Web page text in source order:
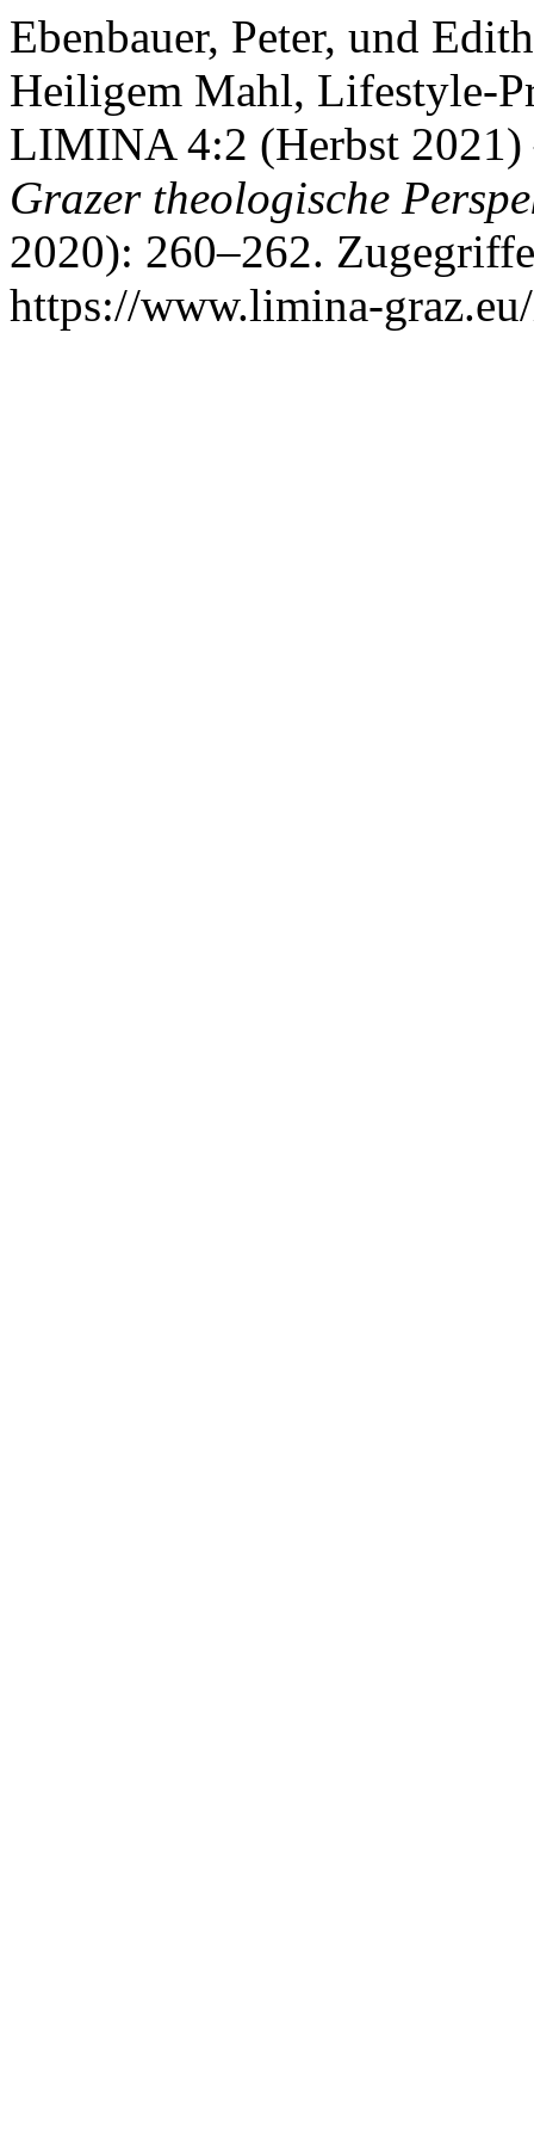
Ebenbauer, Peter, und
Heiligem Mahl, Lifestyle-
LIMINA 4:2 (Herbst 2021)
Grazer theologische
2020): 260–262.
https://www.limina-